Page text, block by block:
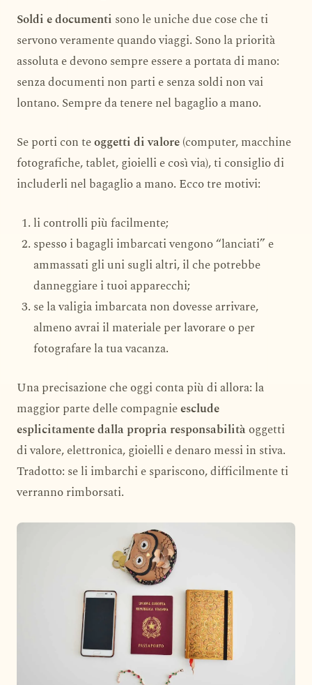
Soldi e documenti sono le uniche due cose che ti
servono veramente quando viaggi. Sono la priorità
assoluta e devono sempre essere a portata di mano:
senza documenti non parti e senza soldi non vai
lontano. Sempre da tenere nel bagaglio a mano.
Se porti con teoggetti di valore(computer, macchine
fotografiche, tablet, gioielli e così via), ti consiglio di
includerli nel bagaglio a mano. Ecco tre motivi:
li controlli più facilmente;
spesso i bagagli imbarcati vengono “lanciati” e
ammassati gli uni sugli altri, il che potrebbe
danneggiare i tuoi apparecchi;
se la valigia imbarcata non dovesse arrivare,
almeno avrai il materiale per lavorare o per
fotografare la tua vacanza.
Una precisazione che oggi conta più di allora: la
maggior parte delle compagnieesclude
esplicitamente dalla propria responsabilitàoggetti
di valore, elettronica, gioielli e denaro messi in stiva.
Tradotto: se li imbarchi e spariscono, difficilmente ti
verranno rimborsati.